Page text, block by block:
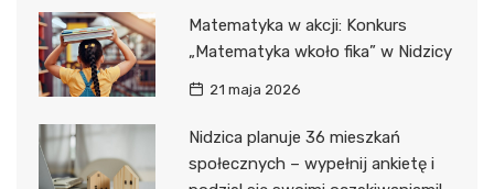
Matematyka w akcji: Konkurs
„Matematyka wkoło fika” w Nidzicy
21 maja 2026
Nidzica planuje 36 mieszkań
społecznych – wypełnij ankietę i